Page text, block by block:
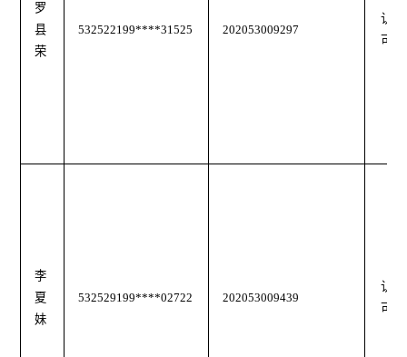
罗
县
荣
532522199****31525 202053009297
认
可
李
夏
妹
532529199****02722 202053009439
认
可